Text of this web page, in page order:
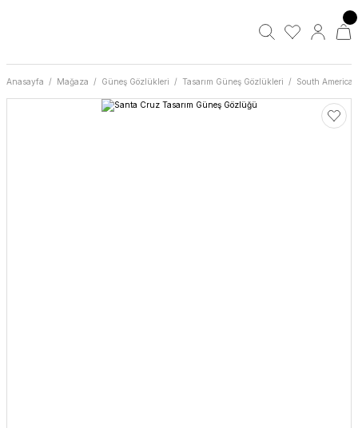
Anasayfa Mağaza Güneş Gözlükleri Tasarım Güneş Gözlükleri South America